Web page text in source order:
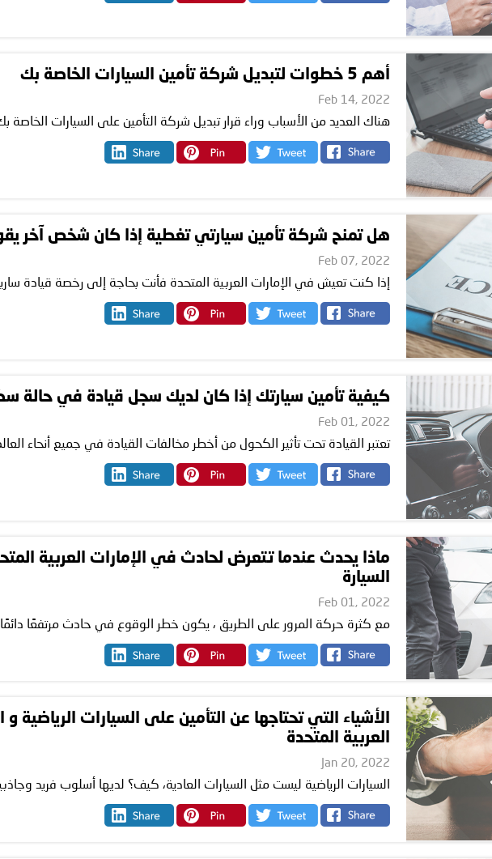
أهم 5 خطوات لتبديل شركة تأمين السيارات الخاصة بك
Feb 14, 2022
هناك العديد من الأسباب وراء قرار تبديل شركة التأمين على السيارات الخاصة
هل تمنح شركة تأمين سيارتي تغطية إذا كان شخص آخر
Feb 07, 2022
إذا كنت تعيش في الإمارات العربية المتحدة فأنت بحاجة إلى رخصة قيادة
كيفية تأمين سيارتك إذا كان لديك سجل قيادة في حالة
Feb 01, 2022
تعتبر القيادة تحت تأثير الكحول من أخطر مخالفات القيادة في جميع أنحاء
ماذا يحدث عندما تتعرض لحادث في الإمارات العربية
السيارة
Feb 01, 2022
مع كثرة حركة المرور على الطريق ، يكون خطر الوقوع في حادث مرتفعًا
الأشياء التي تحتاجها عن التأمين على السيارات الرياضية
العربية المتحدة
Jan 20, 2022
السيارات الرياضية ليست مثل السيارات العادية، كيف؟ لديها أسلوب فريد